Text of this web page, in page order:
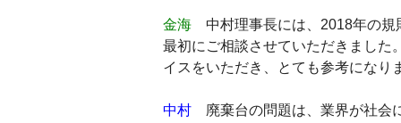
金海 中村理事長には、2018年の規
最初にご相談させていただきました
イスをいただき、とても参考になり
中村 廃棄台の問題は、業界が社会